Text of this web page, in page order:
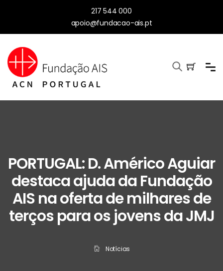
217 544 000
apoio@fundacao-ais.pt
PORTUGAL: D. Américo Aguiar
destaca ajuda da Fundação
AIS na oferta de milhares de
terços para os jovens da JMJ
Notícias